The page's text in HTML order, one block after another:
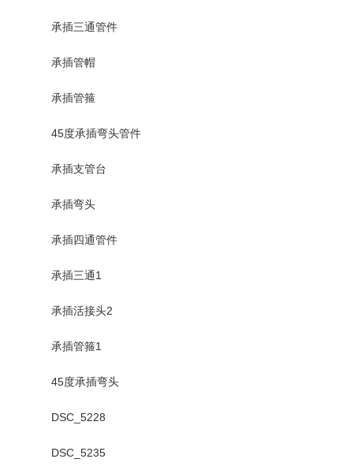
承插三通管件
承插管帽
承插管箍
45度承插弯头管件
承插支管台
承插弯头
承插四通管件
承插三通1
承插活接头2
承插管箍1
45度承插弯头
DSC_5228
DSC_5235